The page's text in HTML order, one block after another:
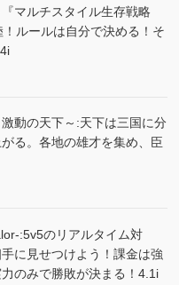
マルチスタイル生存戦略
ルールは自分で決める！そ
動の天下～:天下は三国に分
る。各地の雄才を集め、臣
:5v5のリアルタイム対
に見せつけよう！課金は強
のみで勝敗が決まる！4.1i